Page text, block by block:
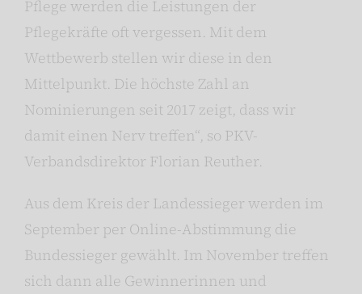
Pflege werden die Leistungen der
Pflegekräfte oft vergessen. Mit dem
Wettbewerb stellen wir diese in den
Mittelpunkt. Die höchste Zahl an
Nominierungen seit 2017 zeigt, dass wir
damit einen Nerv treffen“, so PKV-
Verbandsdirektor Florian Reuther.
Aus dem Kreis der Landessieger werden im
September per Online-Abstimmung die
Bundessieger gewählt. Im November treffen
sich dann alle Gewinnerinnen und